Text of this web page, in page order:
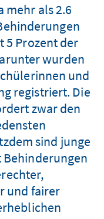
mehr als 2.6
5 Prozent der
wurden
und
registriert. Die
zwar den
sind junge
Behinderungen
und fairer